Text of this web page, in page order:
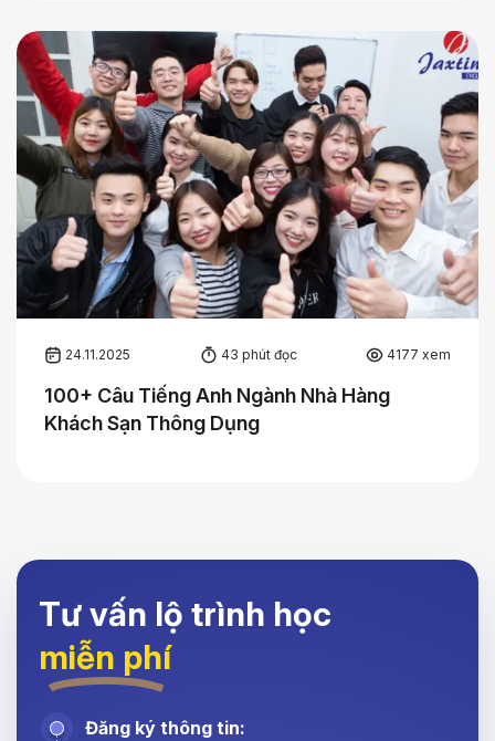
24.11.2025 43 phút đọc 4177 xem
100+ Câu Tiếng Anh Ngành Nhà Hàng
Khách Sạn Thông Dụng
Tư vấn lộ trình học
miễn phí
Đăng ký thông tin: